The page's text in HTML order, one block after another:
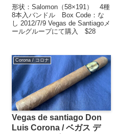
形状：Salomon（58×191） 4種
8本入バンドル Box Code：な
し 2012/7/9 Vegas de Santiagoメ
ールグループにて購入 $28
Corona / コロナ
Vegas de santiago Don
Luis Corona / ベガス デ